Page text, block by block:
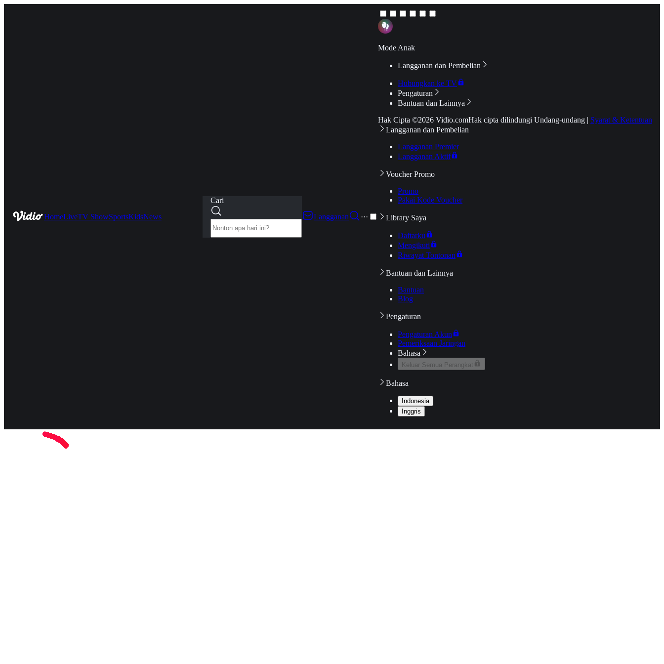
HomeLiveTV ShowSportsKidsNews
Cari
Langganan
···
Mode Anak
Langganan dan Pembelian
Hubungkan ke TV
Pengaturan
Bantuan dan Lainnya
Hak Cipta ©2026 Vidio.comHak cipta dilindungi Undang-undang | Syarat & Ketentuan
Langganan dan Pembelian
Langganan Premier
Langganan Aktif
Voucher Promo
Promo
Pakai Kode Voucher
Library Saya
Daftarku
Mengikuti
Riwayat Tontonan
Bantuan dan Lainnya
Bantuan
Blog
Pengaturan
Pengaturan Akun
Pemeriksaan Jaringan
Bahasa
Keluar Semua Perangkat
Bahasa
Indonesia
Inggris